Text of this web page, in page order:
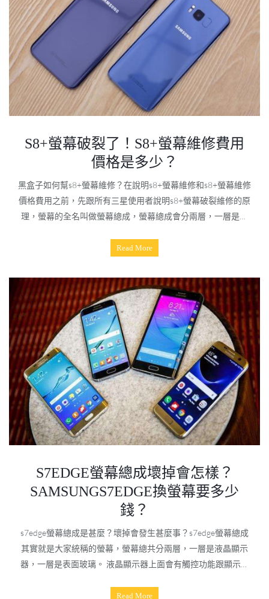
S8+螢幕破裂了！S8+螢幕維修費用
價格是多少？
黑盒子如何幫s8+螢幕維修？在說明s8+螢幕維修和s8+螢幕維修
價格費用之前，先跟所有三星使用者說明s8+螢幕破裂維修的原
理，螢幕的全名叫做螢幕總成，螢幕總成會分兩層，一層是裡
條排線，一條是管理觸控功能的，另外一條是管理顯示功能
方式有兩種:一種是更換螢幕表面玻璃，一種是更換螢幕總成。
跟各說明什麼情況下可以更換s8+螢幕破裂玻璃......
Read More
S7EDGE螢幕總成壞掉會怎樣？
SAMSUNGS7EDGE換螢幕要多少
錢？
s7edge螢幕總成是甚麼？壞掉會發生甚麼事？s7edge螢幕總成
其實就是大家統稱的螢幕，螢幕總共分兩層，一層是液晶顯示
器，一層是表面玻璃。 液晶顯示器上面會有觸控功能跟顯示功
其中一個不正常，就會需要s7edge換螢幕，至於
Read More